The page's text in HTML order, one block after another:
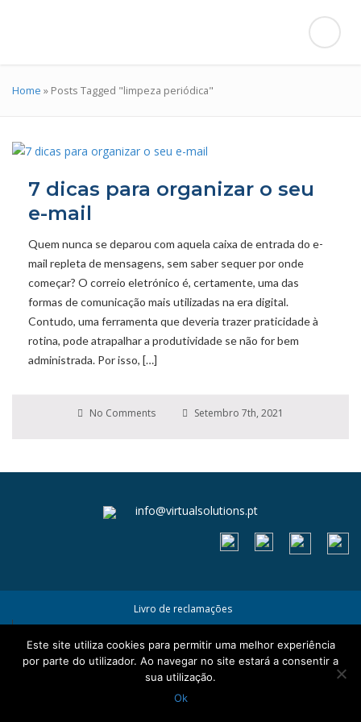
Home » Posts Tagged "limpeza periódica"
7 dicas para organizar o seu
e-mail
Quem nunca se deparou com aquela caixa de entrada do e-
mail repleta de mensagens, sem saber sequer por onde
começar? O correio eletrónico é, certamente, uma das
formas de comunicação mais utilizadas na era digital.
Contudo, uma ferramenta que deveria trazer praticidade à
rotina, pode atrapalhar a produtividade se não for bem
administrada. Por isso, […]
No Comments Setembro 7th, 2021
info@virtualsolutions.pt
Livro de reclamações
Política de Privacidade e Cookies
Este site utiliza cookies para permitir uma melhor experiência
por parte do utilizador. Ao navegar no site estará a consentir a
sua utilização.
Ok